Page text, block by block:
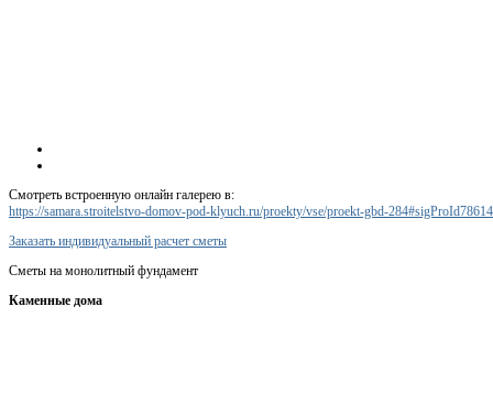
Смотреть встроенную онлайн галерею в:
https://samara.stroitelstvo-domov-pod-klyuch.ru/proekty/vse/proekt-gbd-
Заказать индивидуальный расчет сметы
Сметы на монолитный фундамент
Каменные дома